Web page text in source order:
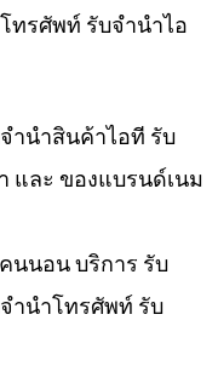
ทรศัพท์ รับจำนำไอ
ำนำสินค้าไอที รับ
และ ของแบรนด์เนม
นนอน บริการ รับ
ำนำโทรศัพท์ รับ